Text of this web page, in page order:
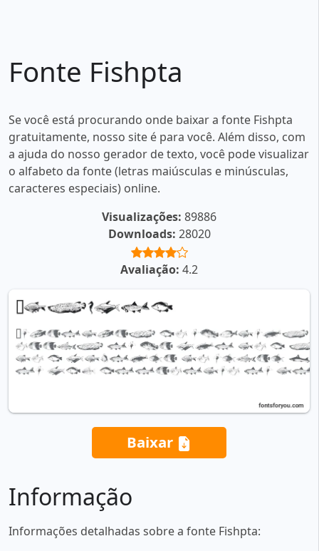
Fonte Fishpta
Se você está procurando onde baixar a fonte Fishpta
gratuitamente, nosso site é para você. Além disso, com
a ajuda do nosso gerador de texto, você pode visualizar
o alfabeto da fonte (letras maiúsculas e minúsculas,
caracteres especiais) online.
Visualizações: 89886
Downloads: 28020
Avaliação: 4.2
Baixar
Informação
Informações detalhadas sobre a fonte Fishpta: